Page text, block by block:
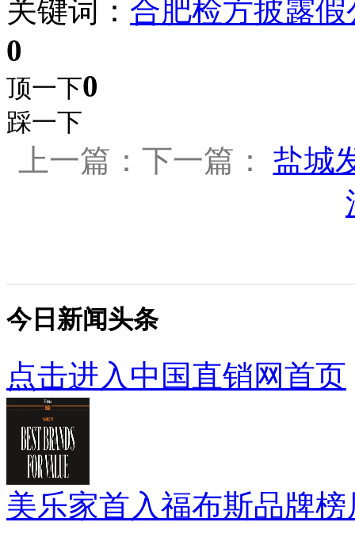
关键词： 合肥检方披露假
0
顶一下0
踩一下
上一篇：下一篇： 盐城
今日新闻头条
点击进入中国直销网首页
美乐家首入福布斯品牌